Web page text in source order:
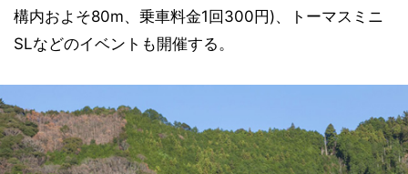
構内およそ80m、乗車料金1回300円)、トーマスミニ
SLなどのイベントも開催する。